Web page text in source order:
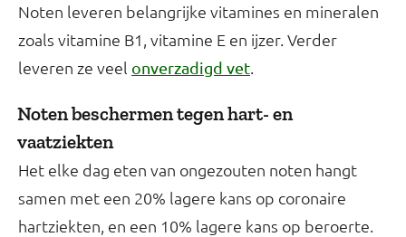
Noten leveren belangrijke vitamines en mineralen
zoals vitamine B1, vitamine E en ijzer. Verder
leveren ze veel onverzadigd vet.
Noten beschermen tegen hart- en
vaatziekten
Het elke dag eten van ongezouten noten hangt
samen met een 20% lagere kans op coronaire
hartziekten, en een 10% lagere kans op beroerte.